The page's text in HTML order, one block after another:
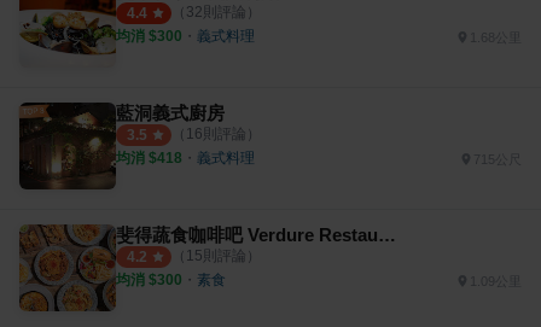
4.4 （ 32則評論）
均消 $300 ・ 義式料理
藍洞義式廚房
3.5 （ 16則評論）
均消 $418 ・ 義式料理 715公尺
斐得蔬食咖啡吧 Verdure Restaurant
4.2 （ 15則評論）
均消 $300 ・ 素食